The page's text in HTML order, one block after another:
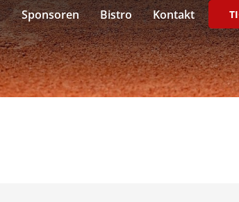
Sponsoren Bistro Kontakt